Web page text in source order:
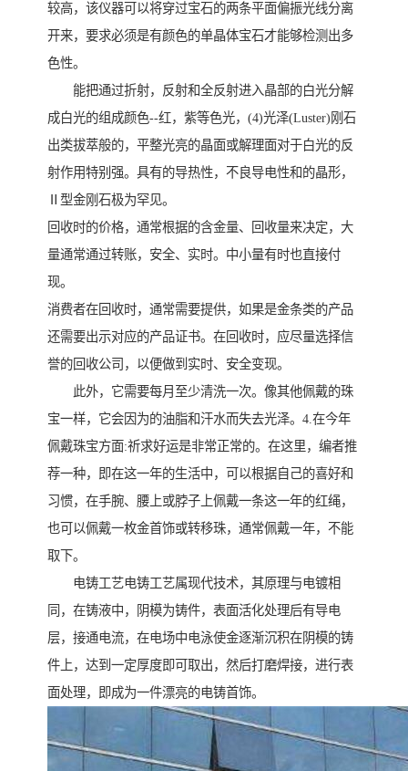
较高，该仪器可以将穿过宝石的两条平面偏振光线分离
开来，要求必须是有颜色的单晶体宝石才能够检测出多
色性。
能把通过折射，反射和全反射进入晶部的白光分解
成白光的组成颜色--红，紫等色光，(4)光泽(Luster)刚石
出类拔萃般的，平整光亮的晶面或解理面对于白光的反
射作用特别强。具有的导热性，不良导电性和的晶形，
Ⅱ型金刚石极为罕见。
回收时的价格，通常根据的含金量、回收量来决定，大
量通常通过转账，安全、实时。中小量有时也直接付
现。
消费者在回收时，通常需要提供，如果是金条类的产品
还需要出示对应的产品证书。在回收时，应尽量选择信
誉的回收公司，以便做到实时、安全变现。
此外，它需要每月至少清洗一次。像其他佩戴的珠
宝一样，它会因为的油脂和汗水而失去光泽。4.在今年
佩戴珠宝方面:祈求好运是非常正常的。在这里，编者推
荐一种，即在这一年的生活中，可以根据自己的喜好和
习惯，在手腕、腰上或脖子上佩戴一条这一年的红绳，
也可以佩戴一枚金首饰或转移珠，通常佩戴一年，不能
取下。
电铸工艺电铸工艺属现代技术，其原理与电镀相
同，在铸液中，阴模为铸件，表面活化处理后有导电
层，接通电流，在电场中电泳使金逐渐沉积在阴模的铸
件上，达到一定厚度即可取出，然后打磨焊接，进行表
面处理，即成为一件漂亮的电铸首饰。